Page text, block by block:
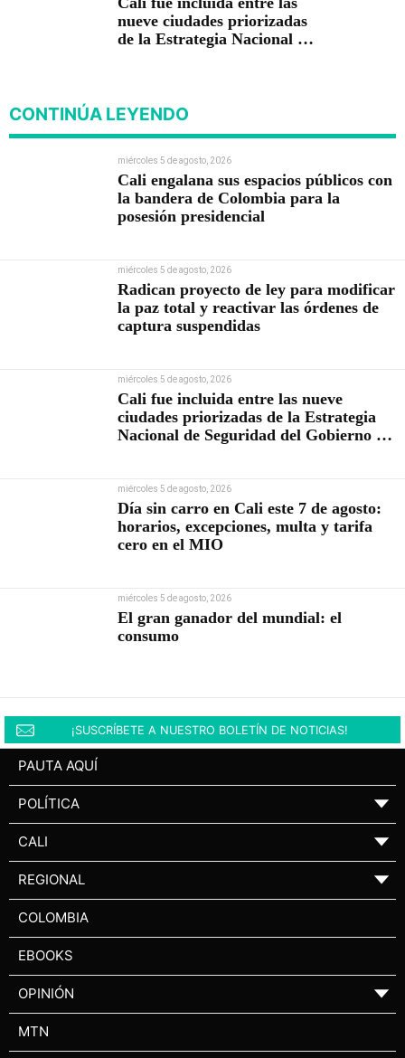
nueve ciudades priorizadas
de la Estrategia Nacional de
CONTINÚA LEYENDO
miércoles 5 de agosto, 2026
Cali engalana sus espacios públicos con
la bandera de Colombia para la
posesión presidencial
miércoles 5 de agosto, 2026
Radican proyecto de ley para modificar
la paz total y reactivar las órdenes de
captura suspendidas
miércoles 5 de agosto, 2026
Cali fue incluida entre las nueve
ciudades priorizadas de la Estrategia
Nacional de Seguridad del Gobierno de
miércoles 5 de agosto, 2026
Día sin carro en Cali este 7 de agosto:
horarios, excepciones, multa y tarifa
cero en el MIO
miércoles 5 de agosto, 2026
El gran ganador del mundial: el
consumo
¡SUSCRÍBETE A NUESTRO BOLETÍN DE NOTICIAS!
PAUTA AQUÍ
POLÍTICA ▼
CALI ▼
REGIONAL ▼
COLOMBIA
EBOOKS
OPINIÓN ▼
MTN